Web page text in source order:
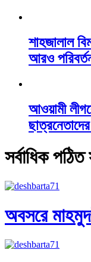
শাহজালাল
আরও
আওয়ামী
সর্বাধিক পঠিত
অবসরে